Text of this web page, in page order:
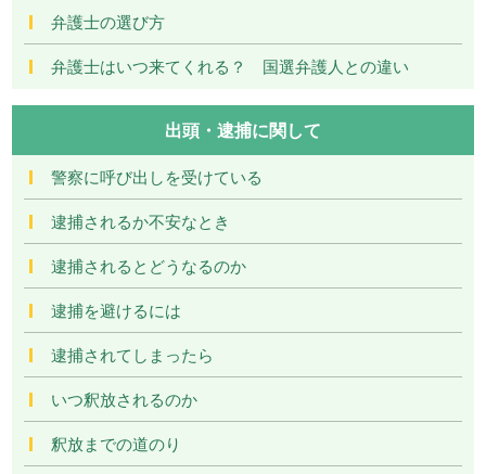
弁護士の選び方
弁護士はいつ来てくれる？ 国選弁護人との違い
出頭・逮捕に関して
警察に呼び出しを受けている
逮捕されるか不安なとき
逮捕されるとどうなるのか
逮捕を避けるには
逮捕されてしまったら
いつ釈放されるのか
釈放までの道のり